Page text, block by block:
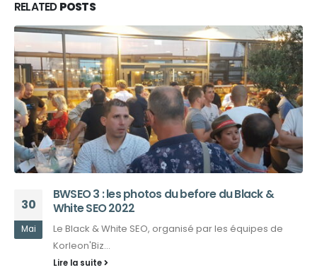
RELATEDPOSTS
30
Mai
BWSEO 3 : les photos du before du Black &
White SEO 2022
Le Black & White SEO, organisé par les équipes de
Korleon'Biz...
Lire la suite